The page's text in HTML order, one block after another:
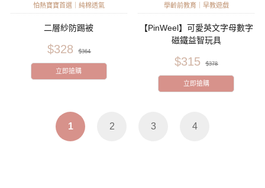
怕熱寶寶首選｜純棉透氣
二層紗防踢被
$328 $364
立即搶購
學齡前教育｜早教遊戲
【PinWeel】可愛英文字母數字
磁鐵益智玩具
$315 $378
立即搶購
1 2 3 4